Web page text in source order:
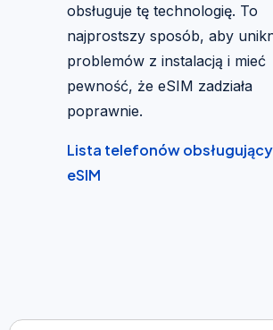
obsługuje tę technologię. To
najprostszy sposób, aby
problemów z instalacją i mieć
pewność, że eSIM zadziała
poprawnie.
Lista telefonów
eSIM